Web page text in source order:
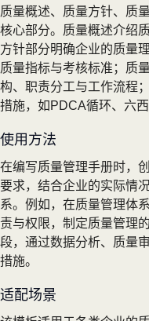
质量概述、质量方针、质
核心部分。质量概述介绍
方针部分明确企业的质量
质量指标与考核标准；质
构、职责分工与工作流程
措施，如PDCA循环、六西
使用方法
在编写质量管理手册时，
要求，结合企业的实际情
系。例如，在质量管理体
责与权限，制定质量管理
段，通过数据分析、质量
措施。
适配场景